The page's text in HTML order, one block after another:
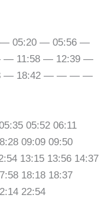
— 05:20 — 05:56 —
11:58 — 12:39 —
— 18:42 — — — —
05:52 06:11
09:09 09:50
13:15 13:56 14:37
18:18 18:37
22:54